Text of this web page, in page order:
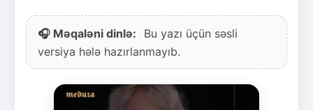
🎧 Məqaləni dinlə:
Bu yazı üçün səsli
versiya hələ hazırlanmayıb.